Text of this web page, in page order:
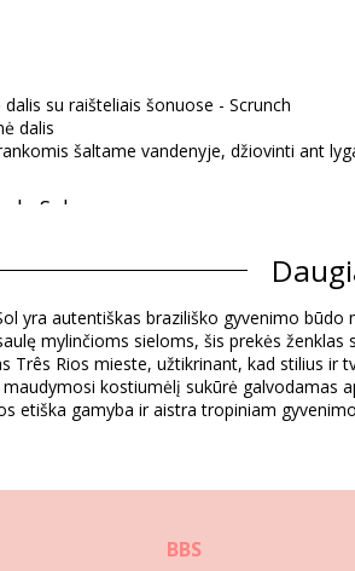
su raišteliais šonuose - Scrunch
dalis
šaltame vandenyje, džiovinti ant
Sol
- OEKO-TEX - Chlorine Resistant
Elastane - Oeko-Tex
(Kiti priedai nepridedami)
M (7899810245830), L
priklausomai nuo kirpimo
yra autentiškas braziliško gyvenimo
mylinčioms sieloms, šis prekės
Três Rios mieste, užtikrinant, kad stilius ir
kostiumėlį sukūrė galvodamas
etiška gamyba ir aistra tropiniam
BBS